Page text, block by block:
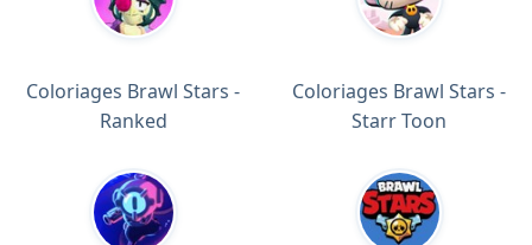
Coloriages Brawl Stars -
Ranked
Coloriages Brawl Stars -
Starr Toon